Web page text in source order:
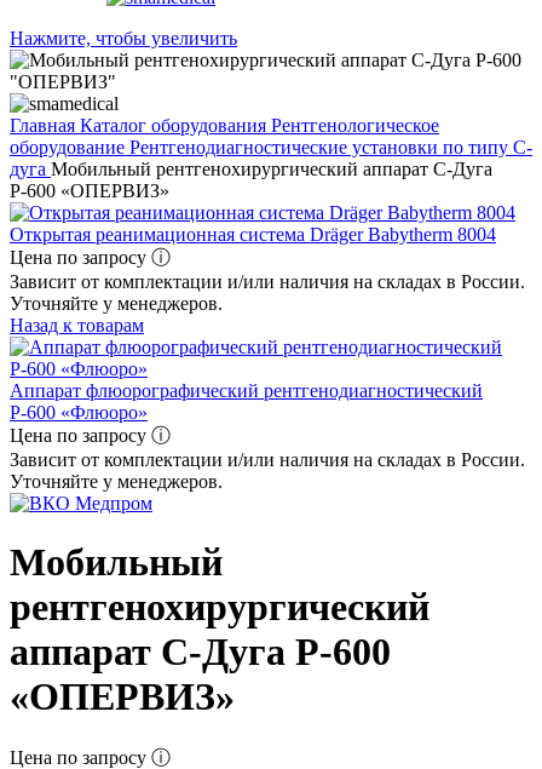
Нажмите, чтобы увеличить
Главная Каталог оборудования Рентгенологическое
оборудование Рентгенодиагностические установки по типу С-
дуга Мобильный рентгенохирургический аппарат С-Дуга
Р-600 «ОПЕРВИЗ»
Открытая реанимационная система Dräger Babytherm 8004
Цена по запросу ⓘ
Зависит от комплектации и/или наличия на складах в России.
Уточняйте у менеджеров.
Назад к товарам
Аппарат флюорографический рентгенодиагностический
Р-600 «Флюоро»
Цена по запросу ⓘ
Зависит от комплектации и/или наличия на складах в России.
Уточняйте у менеджеров.
Мобильный
рентгенохирургический
аппарат С-Дуга Р-600
«ОПЕРВИЗ»
Цена по запросу ⓘ